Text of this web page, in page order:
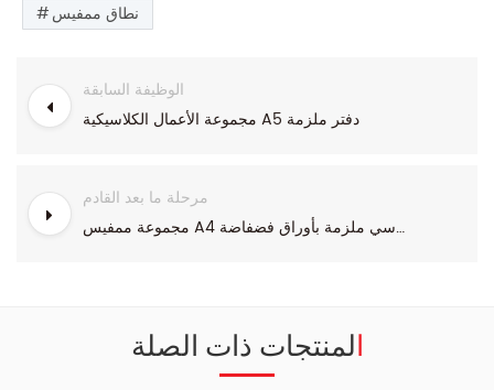
نطاق ممفيس
الوظيفة السابقة
مجموعة الأعمال الكلاسيكية A5 دفتر ملزمة
مرحلة ما بعد القادم
مجموعة ممفيس A4 دفتر ملاحظات مدرسي ملزمة بأوراق فضفاضة
المنتجات ذات الصلة